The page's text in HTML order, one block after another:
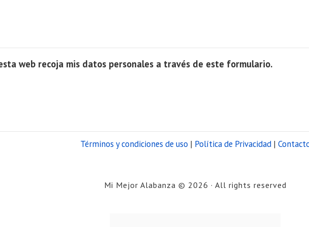
web recoja mis datos personales a través de este formulario.
Términos y condiciones de uso | Política de Privacidad|
Mi Mejor Alabanza © 2026 · All rights reserved